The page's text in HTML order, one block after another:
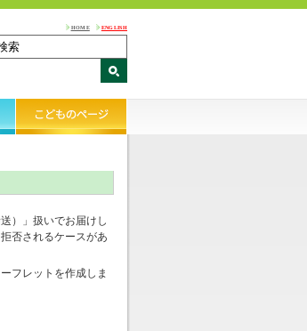
HOME ENGLISH
）」扱いでお届けし
否されるケースがあ
フレットを作成しま